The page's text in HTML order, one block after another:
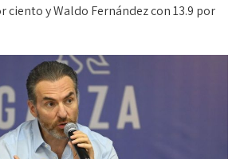
ciento y Waldo Fernández con 13.9 por